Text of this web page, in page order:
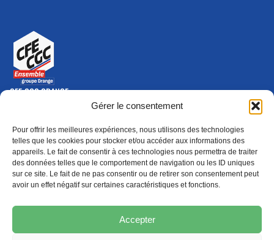
Gérer le consentement
Pour offrir les meilleures expériences, nous utilisons des technologies
telles que les cookies pour stocker et/ou accéder aux informations des
appareils. Le fait de consentir à ces technologies nous permettra de traiter
des données telles que le comportement de navigation ou les ID uniques
sur ce site. Le fait de ne pas consentir ou de retirer son consentement peut
avoir un effet négatif sur certaines caractéristiques et fonctions.
Accepter
CFE-CGC ORANGE
10-12 rue Saint Amand, 75015 Paris Cedex 15
Nous contacter
01 46 79 28 74
S'ABONNER(NOUVELLE FENÊTRE)
ADHÉRER
Épargne
(nouvelle fenêtre) Formation
(nouvelle fenêtre)